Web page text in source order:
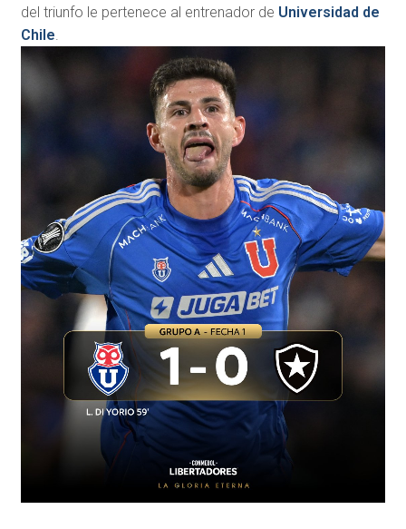
del triunfo le pertenece al entrenador de Universidad de
Chile.